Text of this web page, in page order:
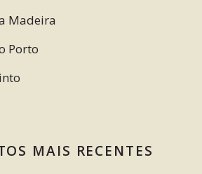
Madeira
Porto
MAIS RECENTES